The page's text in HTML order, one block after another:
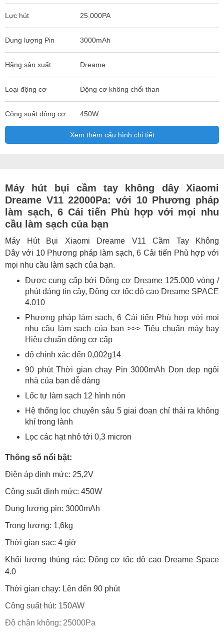
Lực hút 25.000PA
Dung lượng Pin 3000mAh
Hãng sản xuất Dreame
Loại động cơ Động cơ không chổi than
Công suất động cơ 450W
Xem thêm cấu hình chi tiết
Máy hút bụi cầm tay không dây Xiaomi
Dreame V11 22000Pa: với 10 Phương pháp
làm sạch, 6 Cải tiến Phù hợp với mọi nhu
cầu làm sạch của bạn
Máy Hút Bụi Xiaomi Dreame V11 Cầm Tay Không
Dây với 10 Phương pháp làm sạch, 6 Cải tiến Phù hợp với
mọi nhu cầu làm sạch của bạn.
Được cung cấp bởi Động cơ Dreame 125.000 vòng /
phút đáng tin cậy, Động cơ tốc độ cao Dreame SPACE
4.010
Phương pháp làm sạch, 6 Cải tiến Phù hợp với mọi
nhu cầu làm sạch của bạn >>> Tiêu chuẩn máy bay
Hiệu chuẩn động cơ cấp
độ chính xác đến 0,002g14
90 phút Thời gian chạy Pin 3000mAh Dọn dẹp ngôi
nhà của bạn dễ dàng
Lốc tự làm sạch 12 hình nón
Hệ thống lọc chuyên sâu 5 giai đoạn chỉ thải ra không
khí trong lành
Lọc các hạt nhỏ tới 0,3 micron
Thông số nổi bật:
Điện áp định mức: 25,2V
Công suất định mức: 450W
Dung lượng pin: 3000mAh
Trọng lượng: 1,6kg
Thời gian sạc: 4 giờ
Khối lượng thùng rác: Động cơ tốc độ cao Dreame Space
4.0
Thời gian chạy: Lên đến 90 phút
Công suất hút: 150AW
Độ chân không: 25000Pa